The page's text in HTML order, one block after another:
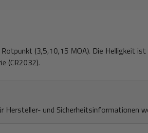
(3,5,10,15 MOA). Die Helligkeit
(CR2032).
und Sicherheitsinformationen